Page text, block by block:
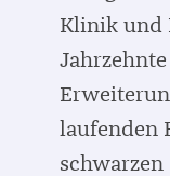
Klinik und
laufenden